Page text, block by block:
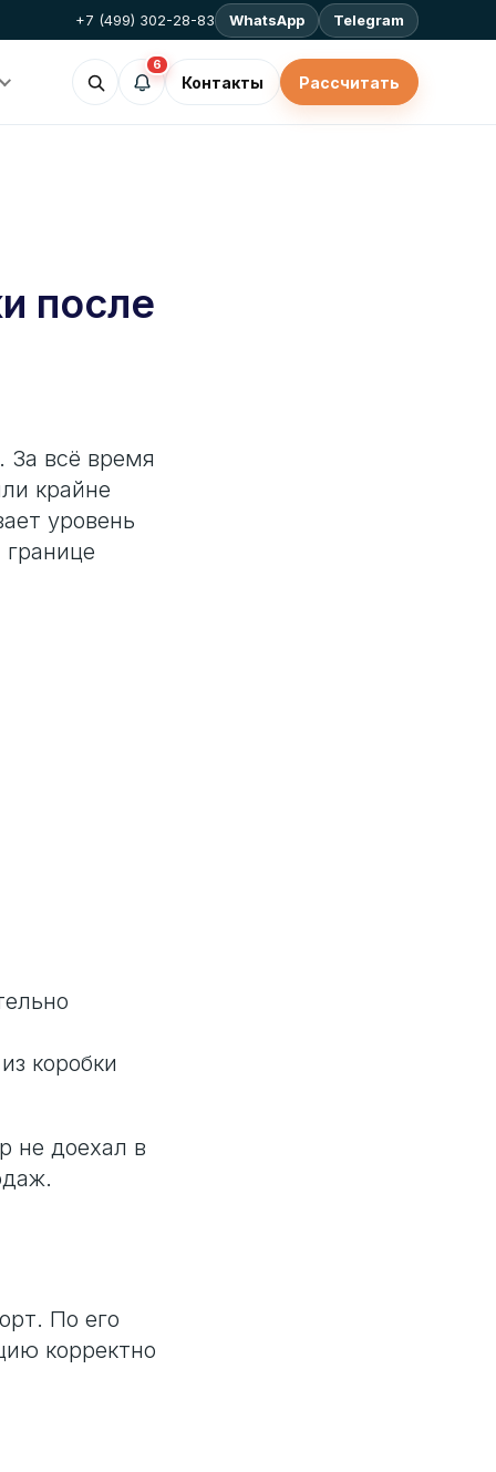
+7 (499) 302-28-83 WhatsApp Telegram
6
Контакты Рассчитать
после
. За всё время
крайне
уровень
коробки
не доехал в
По его
корректно